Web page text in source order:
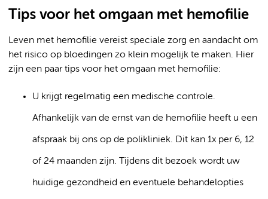
Tips voor het omgaan met hemofilie
Leven met hemofilie vereist speciale zorg en aandacht om
het risico op bloedingen zo klein mogelijk te maken. Hier
zijn een paar tips voor het omgaan met hemofilie:
U krijgt regelmatig een medische controle.
Afhankelijk van de ernst van de hemofilie heeft u een
afspraak bij ons op de polikliniek. Dit kan 1x per 6, 12
of 24 maanden zijn. Tijdens dit bezoek wordt uw
huidige gezondheid en eventuele behandelopties